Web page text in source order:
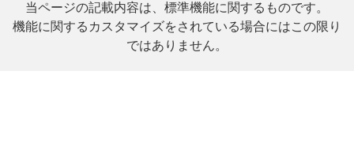
当ページの記載内容は、標準機能に関するものです。
機能に関するカスタマイズをされている場合にはこの限り
ではありません。